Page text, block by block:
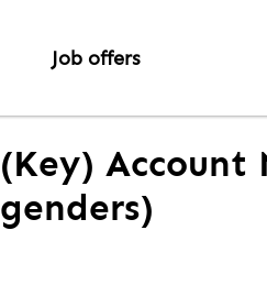
Job offers
(Key) Account
genders)